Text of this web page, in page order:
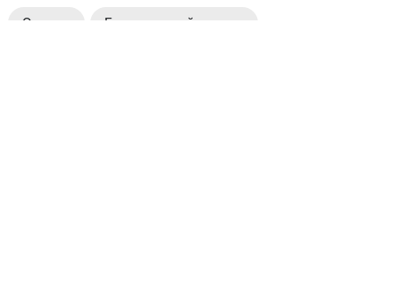
Оплата Безналичный расчет